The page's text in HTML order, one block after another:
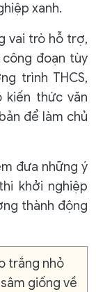
xanh.
vai trò hỗ trợ,
đoạn tùy
trình THCS,
kiến thức văn
để làm chủ
đưa những ý
khởi nghiệp
thành động
trắng nhỏ
giống về